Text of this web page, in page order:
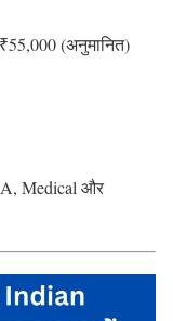
(अनुमानित)
Medical और